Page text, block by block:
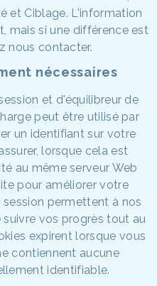
et Ciblage. L'information
mais si une différence est
nous contacter.
nécessaires
et d'équilibreur de
peut être utilisé par
un identifiant sur votre
lorsque cela est
au même serveur Web
pour améliorer votre
permettent à nos
vos progrès tout au
expirent lorsque vous
contiennent aucune
identifiable.